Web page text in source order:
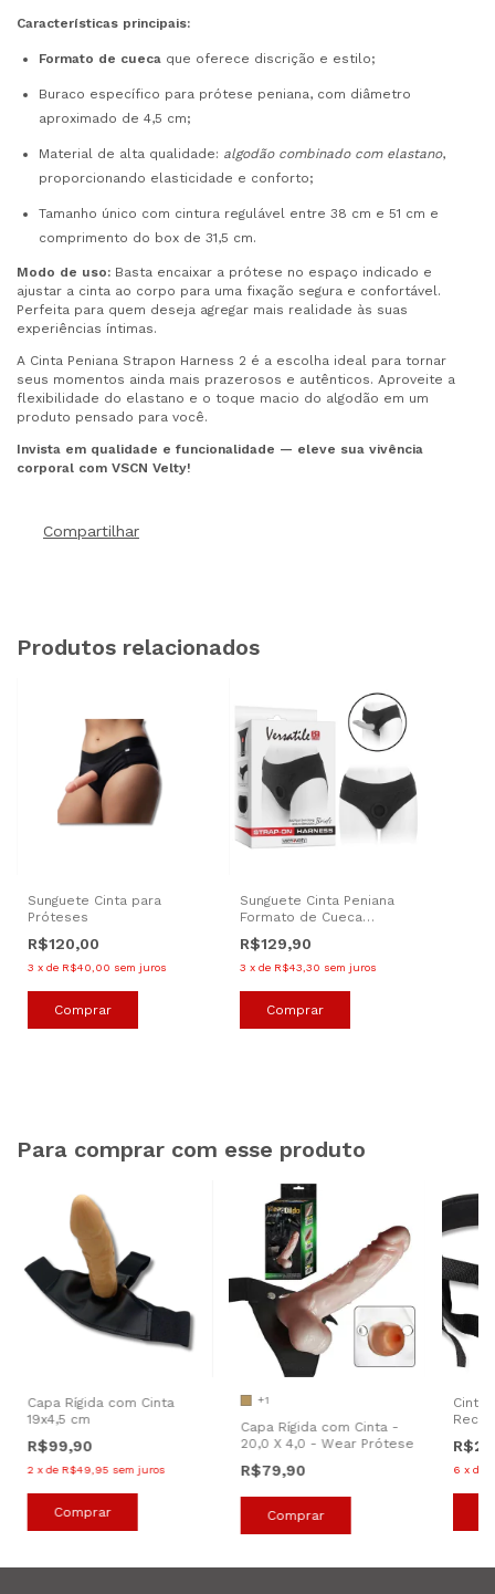
Características principais:
Formato de cueca que oferece discrição e estilo;
Buraco específico para prótese peniana, com diâmetro
aproximado de 4,5 cm;
Material de alta qualidade: algodão combinado com elastano,
proporcionando elasticidade e conforto;
Tamanho único com cintura regulável entre 38 cm e 51 cm e
comprimento do box de 31,5 cm.
Modo de uso: Basta encaixar a prótese no espaço indicado e
ajustar a cinta ao corpo para uma fixação segura e confortável.
Perfeita para quem deseja agregar mais realidade às suas
experiências íntimas.
A Cinta Peniana Strapon Harness 2 é a escolha ideal para tornar
seus momentos ainda mais prazerosos e autênticos. Aproveite a
flexibilidade do elastano e o toque macio do algodão em um
produto pensado para você.
Invista em qualidade e funcionalidade — eleve sua vivência
corporal com VSCN Velty!
Compartilhar
Produtos relacionados
Sunguete Cinta para
Próteses
R$120,00
3 x de R$40,00 sem juros
Comprar
Sunguete Cinta Peniana
Formato de Cueca
Elastano - VSCN
R$129,90
3 xde R$43,30 sem juros
Para comprar com esse produto
Capa Rígida com Cinta
19x4,5 cm
R$99,90
2 xde R$49,95 sem juros
+1
Capa Rígida com Cinta -
20,0 X 4,0 - Wear Prótese
R$79,90
Comprar
Cinta
6 x de